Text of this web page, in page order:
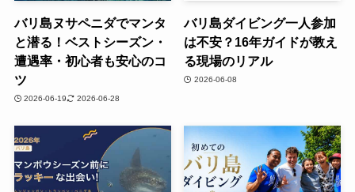
バリ島ヌサペニダでマンタ
と潜る！ベストシーズン・
遭遇率・初心者も安心のコ
ツ
2026-06-19 2026-06-28
バリ島ダイビング一人参加
は不安？16年ガイドが教え
る現場のリアル
2026-06-08